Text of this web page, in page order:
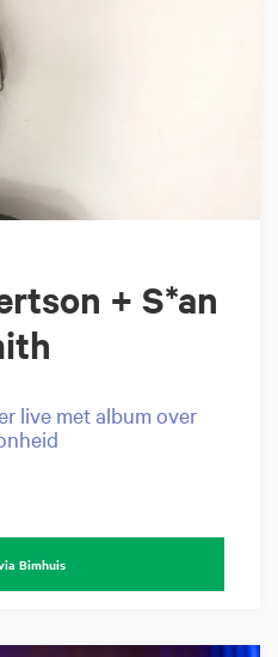
+ S*an
live met album over
Bimhuis